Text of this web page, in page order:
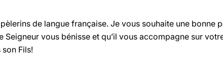
de langue française. Je vous souhaite une bonne
Seigneur vous bénisse et qu’il vous accompagne sur
Fils!